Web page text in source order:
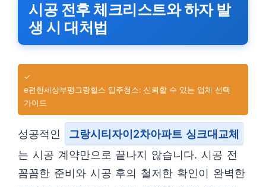
시공 전후 체크리스트와 하자 발
생 시 대처법
✓
e편한세상부평그랑힐스 입주청소: 신뢰할 수 있는 업체 선택
가이드
성공적인
그랑시티자이2차아파트 싱크대교체
는 시공 계약만으로 끝나지 않습니다. 시공 전
꼼꼼한 준비와 시공 후의 철저한 확인이 완벽한